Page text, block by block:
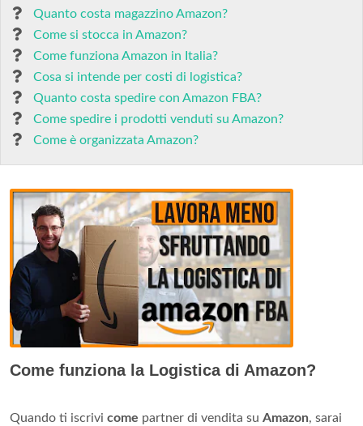
Quanto costa magazzino Amazon?
Come si stocca in Amazon?
Come funziona Amazon in Italia?
Cosa si intende per costi di logistica?
Quanto costa spedire con Amazon FBA?
Come spedire i prodotti venduti su Amazon?
Come è organizzata Amazon?
Come funziona la Logistica di Amazon?
Quando ti iscrivi come partner di vendita su Amazon, sarai